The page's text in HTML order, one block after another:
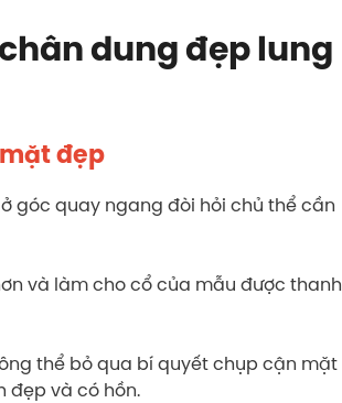
dung đẹp lung
đẹp
góc quay ngang đòi hỏi chủ thể cần
và làm cho cổ của mẫu được thanh
thể bỏ qua bí quyết chụp cận mặt
đẹp và có hồn.